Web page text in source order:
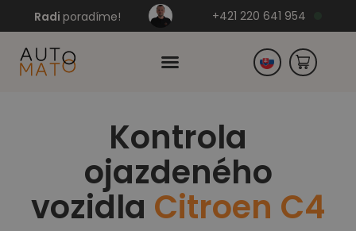
Radi poradíme! +421 220 641 954
Kontrola
ojazdeného
vozidla Citroen C4